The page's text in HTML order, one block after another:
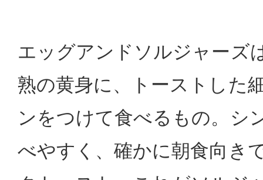
エッグアンドソルジャーズ
熟の黄身に、トーストした
ンをつけて食べるもの。シ
べやすく、確かに朝食向き